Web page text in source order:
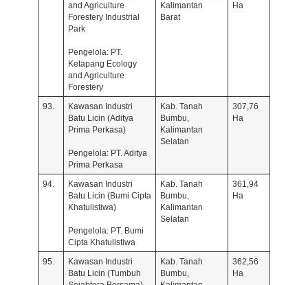
and Agriculture
Forestery Industrial
Park
Pengelola: PT.
Ketapang Ecology
and Agriculture
Forestery
Kalimantan
Barat
Ha
93.
Kawasan Industri
Batu Licin (Aditya
Prima Perkasa)
Pengelola: PT. Aditya
Prima Perkasa
Kab. Tanah
Bumbu,
Kalimantan
Selatan
307,76
Ha
94.
Kawasan Industri
Batu Licin (Bumi Cipta
Khatulistiwa)
Pengelola: PT. Bumi
Cipta Khatulistiwa
Kab. Tanah
Bumbu,
Kalimantan
Selatan
361,94
Ha
95.
Kawasan Industri
Batu Licin (Tumbuh
Kab. Tanah
Bumbu,
362,56
Ha